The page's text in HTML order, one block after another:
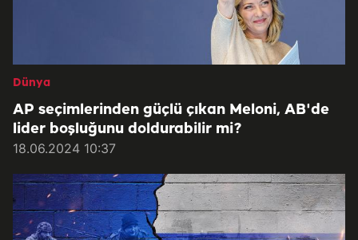
Dünya
AP seçimlerinden güçlü çıkan Meloni, AB'de
lider boşluğunu doldurabilir mi?
18.06.2024 10:37